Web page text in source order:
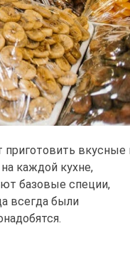
приготовить вкусные
каждой кухне,
базовые специи,
всегда были